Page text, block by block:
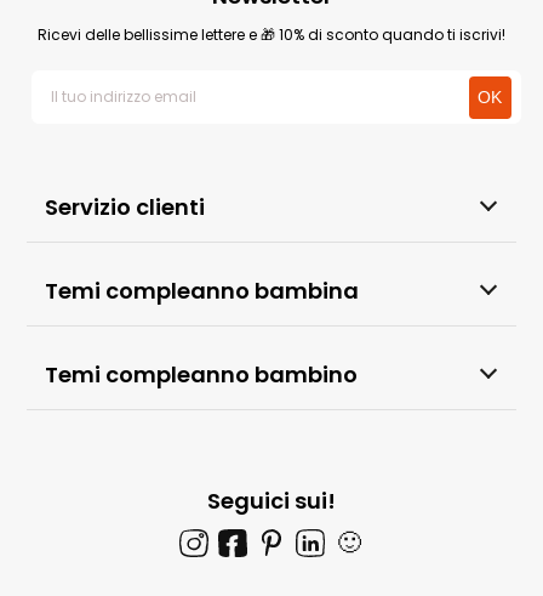
Servizio clienti
Temi compleanno bambina
Temi compleanno bambino
Ricevi delle bellissime lettere e 🎁 10% di sconto quando ti iscrivi!
Seguici sui!
🙂